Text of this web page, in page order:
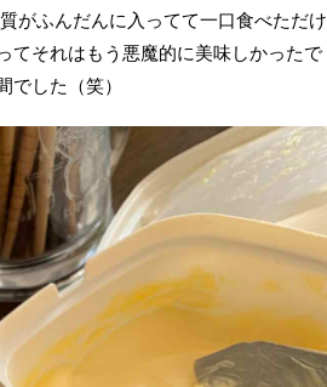
がふんだんに入ってて一口食べただけ
てそれはもう悪魔的に美味しかったで
した（笑）